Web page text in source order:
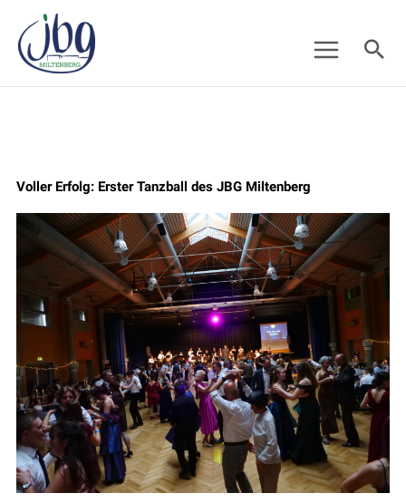
Inhalt
springen
Voller Erfolg: Erster Tanzball des JBG Miltenberg